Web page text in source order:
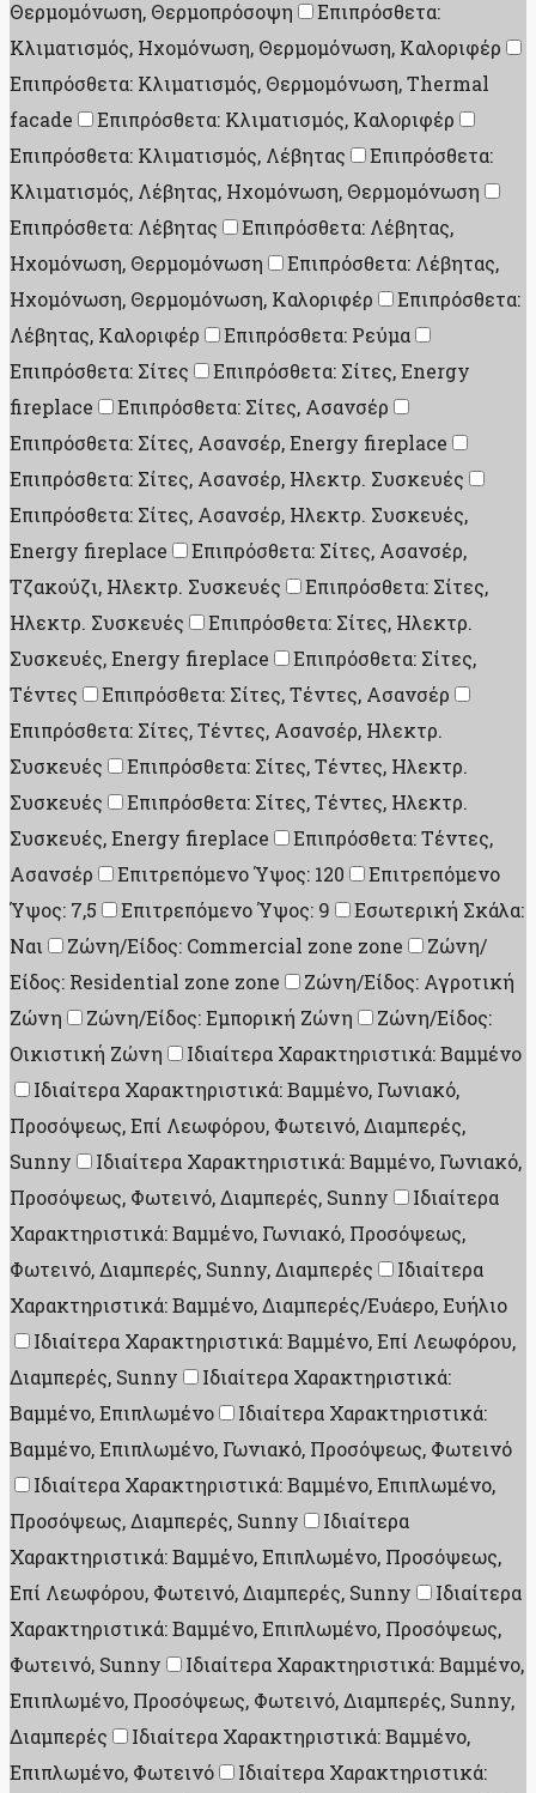
Θερμομόνωση, Θερμοπρόσοψη
Επιπρόσθετα:
Κλιματισμός, Ηχομόνωση, Θερμομόνωση, Καλοριφέρ
Επιπρόσθετα: Κλιματισμός, Θερμομόνωση, Thermal
facade
Επιπρόσθετα: Κλιματισμός, Καλοριφέρ
Επιπρόσθετα: Κλιματισμός, Λέβητας
Επιπρόσθετα:
Κλιματισμός, Λέβητας, Ηχομόνωση, Θερμομόνωση
Επιπρόσθετα: Λέβητας
Επιπρόσθετα: Λέβητας,
Ηχομόνωση, Θερμομόνωση
Επιπρόσθετα: Λέβητας,
Ηχομόνωση, Θερμομόνωση, Καλοριφέρ
Επιπρόσθετα:
Λέβητας, Καλοριφέρ
Επιπρόσθετα: Ρεύμα
Επιπρόσθετα: Σίτες
Επιπρόσθετα: Σίτες, Energy
fireplace
Επιπρόσθετα: Σίτες, Ασανσέρ
Επιπρόσθετα: Σίτες, Ασανσέρ, Energy fireplace
Επιπρόσθετα: Σίτες, Ασανσέρ, Ηλεκτρ. Συσκευές
Επιπρόσθετα: Σίτες, Ασανσέρ, Ηλεκτρ. Συσκευές,
Energy fireplace
Επιπρόσθετα: Σίτες, Ασανσέρ,
Τζακούζι, Ηλεκτρ. Συσκευές
Επιπρόσθετα: Σίτες,
Ηλεκτρ. Συσκευές
Επιπρόσθετα: Σίτες, Ηλεκτρ.
Συσκευές, Energy fireplace
Επιπρόσθετα: Σίτες,
Τέντες
Επιπρόσθετα: Σίτες, Τέντες, Ασανσέρ
Επιπρόσθετα: Σίτες, Τέντες, Ασανσέρ, Ηλεκτρ.
Συσκευές
Επιπρόσθετα: Σίτες, Τέντες, Ηλεκτρ.
Συσκευές
Επιπρόσθετα: Σίτες, Τέντες, Ηλεκτρ.
Συσκευές, Energy fireplace
Επιπρόσθετα: Τέντες,
Ασανσέρ
Επιτρεπόμενο Ύψος: 120
Επιτρεπόμενο
Ύψος: 7,5
Επιτρεπόμενο Ύψος: 9
Εσωτερική Σκάλα:
Ναι
Ζώνη/Είδος: Commercial zone zone
Ζώνη/
Είδος: Residential zone zone
Ζώνη/Είδος: Αγροτική
Ζώνη
Ζώνη/Είδος: Εμπορική Ζώνη
Ζώνη/Είδος:
Οικιστική Ζώνη
Ιδιαίτερα Χαρακτηριστικά: Βαμμένο
Ιδιαίτερα Χαρακτηριστικά: Βαμμένο, Γωνιακό,
Προσόψεως, Επί Λεωφόρου, Φωτεινό, Διαμπερές,
Sunny
Ιδιαίτερα Χαρακτηριστικά: Βαμμένο, Γωνιακό,
Προσόψεως, Φωτεινό, Διαμπερές, Sunny
Ιδιαίτερα
Χαρακτηριστικά: Βαμμένο, Γωνιακό, Προσόψεως,
Φωτεινό, Διαμπερές, Sunny, Διαμπερές
Ιδιαίτερα
Χαρακτηριστικά: Βαμμένο, Διαμπερές/Ευάερο, Ευήλιο
Ιδιαίτερα Χαρακτηριστικά: Βαμμένο, Επί Λεωφόρου,
Διαμπερές, Sunny
Ιδιαίτερα Χαρακτηριστικά:
Βαμμένο, Επιπλωμένο
Ιδιαίτερα Χαρακτηριστικά:
Βαμμένο, Επιπλωμένο, Γωνιακό, Προσόψεως, Φωτεινό
Ιδιαίτερα Χαρακτηριστικά: Βαμμένο, Επιπλωμένο,
Προσόψεως, Διαμπερές, Sunny
Ιδιαίτερα
Χαρακτηριστικά: Βαμμένο, Επιπλωμένο, Προσόψεως,
Επί Λεωφόρου, Φωτεινό, Διαμπερές, Sunny
Ιδιαίτερα
Χαρακτηριστικά: Βαμμένο, Επιπλωμένο, Προσόψεως,
Φωτεινό, Sunny
Ιδιαίτερα Χαρακτηριστικά: Βαμμένο,
Επιπλωμένο, Προσόψεως, Φωτεινό, Διαμπερές, Sunny,
Διαμπερές
Ιδιαίτερα Χαρακτηριστικά: Βαμμένο,
Επιπλωμένο, Φωτεινό
Ιδιαίτερα Χαρακτηριστικά: